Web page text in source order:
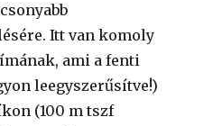
Itt van komoly
ami a fenti
leegyszerűsítve!)
(100 m tszf